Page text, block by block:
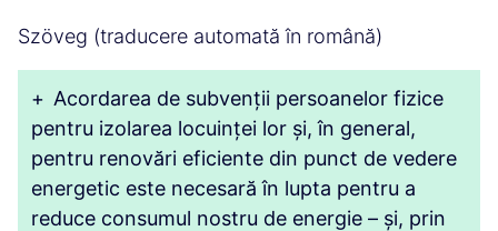
Szöveg (traducere automată în română)
+ Acordarea de subvenții persoanelor fizice
pentru izolarea locuinței lor și, în general,
pentru renovări eficiente din punct de vedere
energetic este necesară în lupta pentru a
reduce consumul nostru de energie – și, prin